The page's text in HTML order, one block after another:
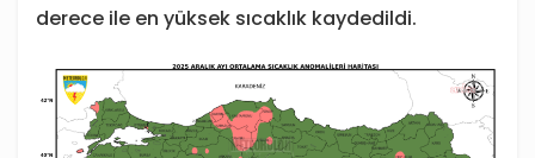
derece ile en yüksek sıcaklık kaydedildi.